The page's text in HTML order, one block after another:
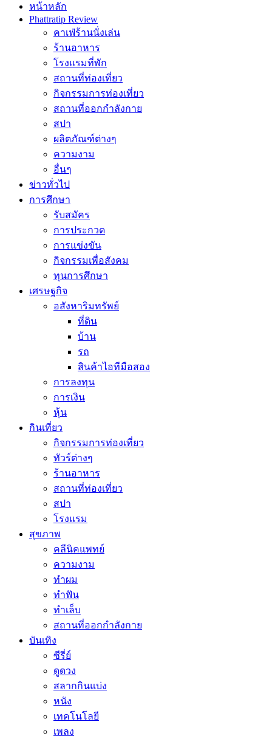
หน้าหลัก
Phattratip Review
คาเฟ่ร้านนั่งเล่น
ร้านอาหาร
โรงแรมที่พัก
สถานที่ท่องเที่ยว
กิจกรรมการท่องเที่ยว
สถานที่ออกกำลังกาย
สปา
ผลิตภัณฑ์ต่างๆ
ความงาม
อื่นๆ
ข่าวทั่วไป
การศึกษา
รับสมัคร
การประกวด
การแข่งขัน
กิจกรรมเพื่อสังคม
ทุนการศึกษา
เศรษฐกิจ
อสังหาริมทรัพย์
ที่ดิน
บ้าน
รถ
สินค้าไอทีมือสอง
การลงทุน
การเงิน
หุ้น
กินเที่ยว
กิจกรรมการท่องเที่ยว
ทัวร์ต่างๆ
ร้านอาหาร
สถานที่ท่องเที่ยว
สปา
โรงแรม
สุขภาพ
คลีนิคแพทย์
ความงาม
ทำผม
ทำฟัน
ทำเล็บ
สถานที่ออกกำลังกาย
บันเทิง
ซีรี่ย์
ดูดวง
สลากกินแบ่ง
หนัง
เทคโนโลยี
เพลง